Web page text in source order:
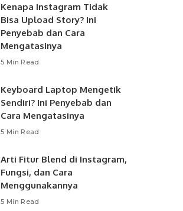
Kenapa Instagram Tidak
Bisa Upload Story? Ini
Penyebab dan Cara
Mengatasinya
5 Min Read
Keyboard Laptop Mengetik
Sendiri? Ini Penyebab dan
Cara Mengatasinya
5 Min Read
Arti Fitur Blend di Instagram,
Fungsi, dan Cara
Menggunakannya
5 Min Read